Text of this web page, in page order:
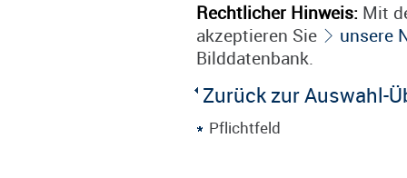
Rechtlicher Hinweis: Mit
akzeptieren Sie
unsere
Bilddatenbank.
Zurück zur Auswahl-
Pflichtfeld